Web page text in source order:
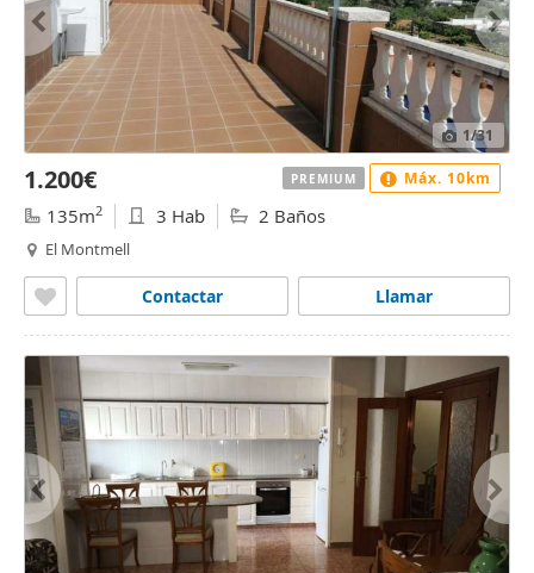
1/31
1.200€
135m2 3 Hab 2 Baños
El Montmell
Llamar
Contactar
PREMIUM Máx. 10km